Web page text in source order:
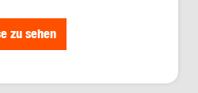
zu sehen